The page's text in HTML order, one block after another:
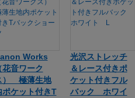
Works
花音ワーク
） 極薄生地
ポケット付きT
光沢ストレッチ
＆レース付きポ
ケット付きフル
バック ホワイ